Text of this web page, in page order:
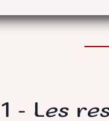
– Les